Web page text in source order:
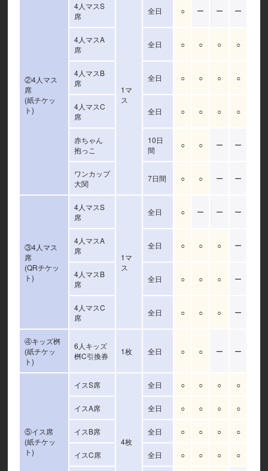
②4人マス
席
(紙チケッ
ト)
4人マスS
席
1マ
ス
全日 ○ ー ー ー
4人マスA
席
全日 ○ ○ ○ ○
4人マスB
席
全日 ○ ○ ○ ○
4人マスC
席
全日 ○ ○ ○ ○
赤ちゃん
抱っこ
10日
間
○ ○ ー ー
ワンカップ
大関
7日間 ○ ○ ー ー
③4人マス
席
(QRチケッ
ト)
4人マスS
席
1マ
ス
全日 ○ ー ー ー
4人マスA
席
全日 ○ ○ ○ ー
4人マスB
席
全日 ○ ○ ○ ー
4人マスC
席
全日 ○ ○ ○ ー
④キッズ桝
(紙チケッ
ト)
6人キッズ
桝C引換券
1枚 全日 ○ ○ ー ー
⑤イス席
(紙チケッ
ト)
イスS席
4枚
全日 ○ ○ ○ ○
イスA席 全日 ○ ○ ○ ○
イスB席 全日 ○ ○ ○ ○
イスC席 全日 ○ ○ ○ ○